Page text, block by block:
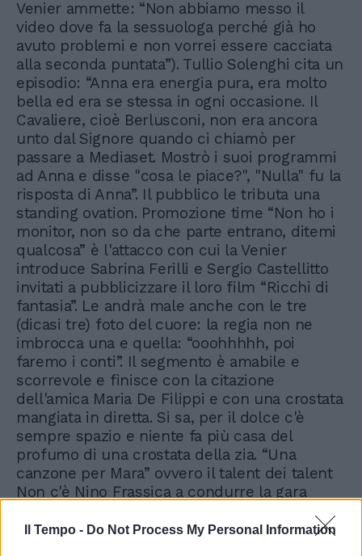
Il Tempo - Do Not Process My Personal Information
Venier ammette: “Non abbiamo messo il
video dove fa la sessuologa perché già ho
avuto problemi e non vorrei essere cacciata
alla seconda puntata”). Tullio Solenghi cita un
episodio: “Anna era energia pura, era molto
bella ed era se stessa in ogni occasione. Il
Cavaliere, cioè Berlusconi, non era ancora
unto dal Signore quando ci chiamò per
passare a Mediaset. Mostrò i suoi programmi
ad Anna e disse "cosa le piace?", "Nulla" fu la
risposta di Anna”. Il pubblico le tributa una
standing ovation. Promozione time “Non ho i
monitor, non so da che parte entrano, ditemi
qualcosa” è l'attacco con cui la Venier
introduce Sabrina Ferilli e Sergio Castellitto
invitati a pubblicizzare il loro film “Ricchi di
fantasia”. Le andrà male anche con le tre
(dicasi tre) foto del cuore: la regia non ne
imbrocca una e quella: “ooohhhhh, poi
faremo i conti”. Il segmento è amabile e
scorrevole e finisce con la citazione
dell'amica Maria De Filippi e con una crostata
mangiata in diretta. Si sa, per il dolce c'è
sempre spazio e niente fa più casa del
profumo di una crostata della zia. “Una
canzone per Mara” ovvero il talent dei talent
Non c'è Nino Frassica a condurre la gara
essere divertente con i suoi doppi sensi,